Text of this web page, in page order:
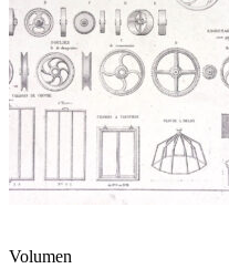
Volumen